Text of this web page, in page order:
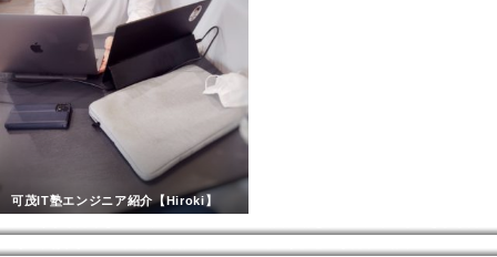
可茂IT塾エンジニア紹介【Hiroki】